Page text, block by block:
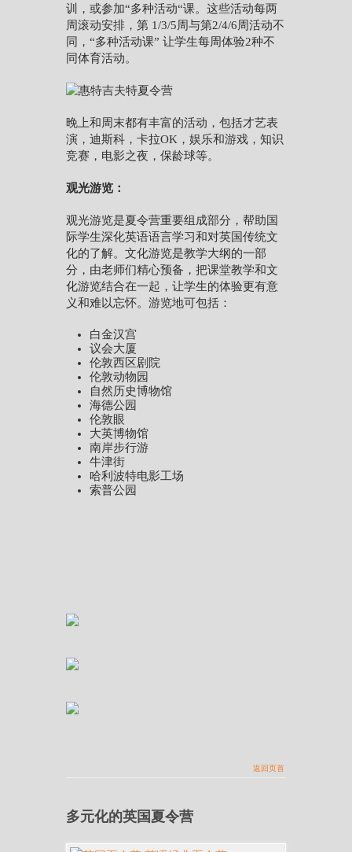
训，或参加“多种活动“课。这些活动每两
周滚动安排，第 1/3/5周与第2/4/6周活动不
同，“多种活动课” 让学生每周体验2种不
同体育活动。
晚上和周末都有丰富的活动，包括才艺表
演，迪斯科，卡拉OK，娱乐和游戏，知识
竞赛，电影之夜，保龄球等。
观光游览：
观光游览是夏令营重要组成部分，帮助国
际学生深化英语语言学习和对英国传统文
化的了解。文化游览是教学大纲的一部
分，由老师们精心预备，把课堂教学和文
化游览结合在一起，让学生的体验更有意
义和难以忘怀。游览地可包括：
白金汉宫
议会大厦
伦敦西区剧院
伦敦动物园
自然历史博物馆
海德公园
伦敦眼
大英博物馆
南岸步行游
牛津街
哈利波特电影工场
索普公园
返回页首
多元化的英国夏令营